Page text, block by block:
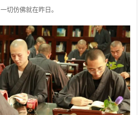
一切仿佛就在昨日。